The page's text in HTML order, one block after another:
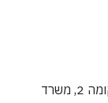
רחוב יגאל אלון 159 תל-אביב כניסה B, קומה 2, משרד